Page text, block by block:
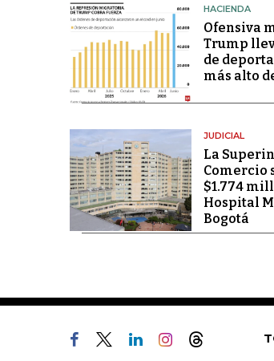
HACIENDA
Ofensiva
Trump
de
más alto
JUDICIAL
La
Comercio
$1.774
Hospital
Bogotá